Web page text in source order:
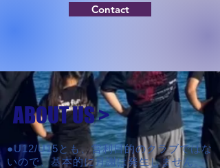
Contact
ABOUT US >
●U12/U15とも、営利目的のクラブではな
いので、基本的に月謝は発生しません。